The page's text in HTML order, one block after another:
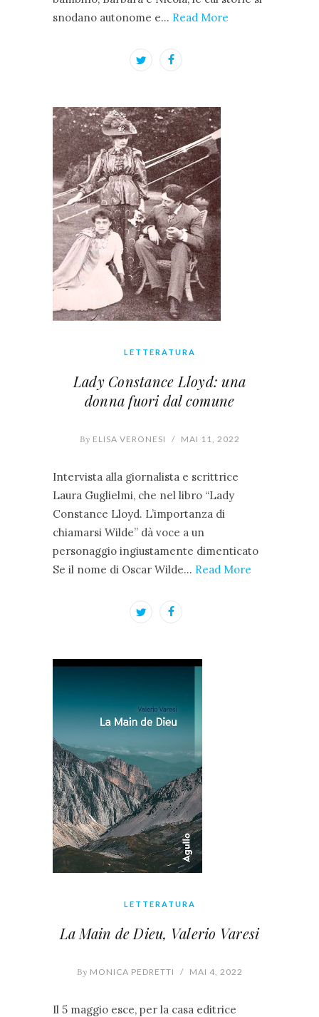
snodano autonome e… Read More
LETTERATURA
Lady Constance Lloyd: una
donna fuori dal comune
By ELISA VERONESI / MAI 11, 2022
Intervista alla giornalista e scrittrice
Laura Guglielmi, che nel libro “Lady
Constance Lloyd. L’importanza di
chiamarsi Wilde” dà voce a un
personaggio ingiustamente dimenticato
Se il nome di Oscar Wilde… Read More
LETTERATURA
La Main de Dieu, Valerio Varesi
By MONICA PEDRETTI / MAI 4, 2022
Il 5 maggio esce, per la casa editrice